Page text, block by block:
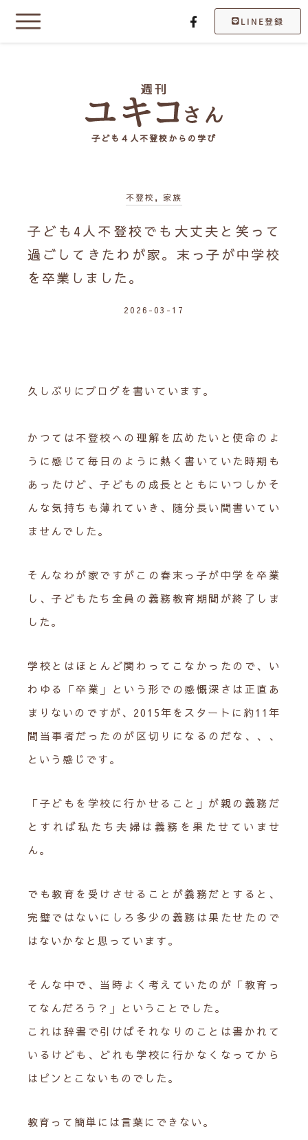
LINE登録
子ども４人不登校からの学び
不登校 , 家族
子ども4人不登校でも大丈夫と笑って
過ごしてきたわが家。末っ子が中学校
を卒業しました。
2026-03-17
久しぶりにブログを書いています。
かつては不登校への理解を広めたいと使命のよ
うに感じて毎日のように熱く書いていた時期も
あったけど、子どもの成長とともにいつしかそ
んな気持ちも薄れていき、随分長い間書いてい
ませんでした。
そんなわが家ですがこの春末っ子が中学を卒業
し、子どもたち全員の義務教育期間が終了しま
した。
学校とはほとんど関わってこなかったので、い
わゆる「卒業」という形での感慨深さは正直あ
まりないのですが、2015年をスタートに約11年
間当事者だったのが区切りになるのだな、、、
という感じです。
「子どもを学校に行かせること」が親の義務だ
とすれば私たち夫婦は義務を果たせていませ
ん。
でも教育を受けさせることが義務だとすると、
完璧ではないにしろ多少の義務は果たせたので
はないかなと思っています。
そんな中で、当時よく考えていたのが「教育っ
てなんだろう？」ということでした。
これは辞書で引けばそれなりのことは書かれて
いるけども、どれも学校に行かなくなってから
はピンとこないものでした。
教育って簡単には言葉にできない。